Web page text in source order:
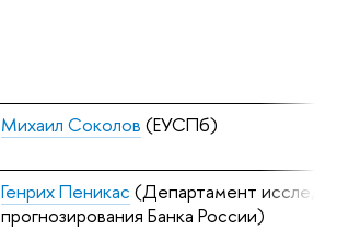
Михаил Соколов (ЕУСПб)
Генрих Пеникас (Департамент
прогнозирования Банка России)